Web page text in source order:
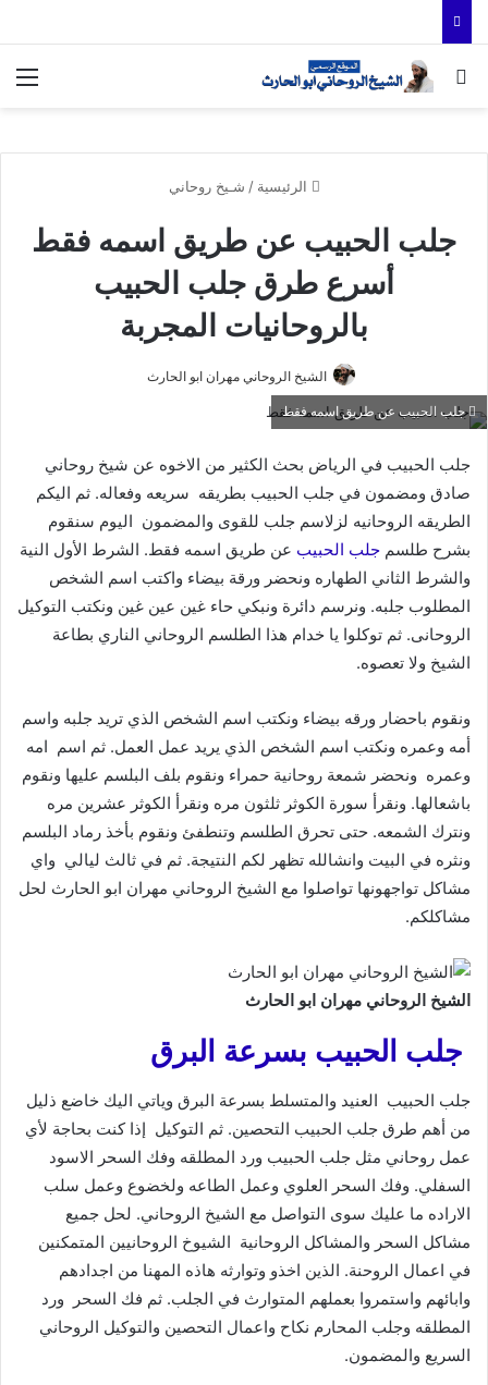
بحث عن
الرئيسية / شـيخ روحاني
جلب الحبيب عن طريق اسمه فقط
أسرع طرق جلب الحبيب
بالروحانيات المجربة
الشيخ الروحاني مهران ابو الحارث
جلب الحبيب عن طريق اسمه فقط
جلب الحبيب في الرياض بحث الكثير من الاخوه عن شيخ روحاني
صادق ومضمون في جلب الحبيب بطريقه سريعه وفعاله. ثم اليكم
الطريقه الروحانيه لزلاسم جلب للقوى والمضمون اليوم سنقوم
بشرح طلسم جلب الحبيب عن طريق اسمه فقط. الشرط الأول النية
والشرط الثاني الطهاره ونحضر ورقة بيضاء واكتب اسم الشخص
المطلوب جلبه. ونرسم دائرة ونبكي حاء غين عين غين ونكتب التوكيل
الروحانى. ثم توكلوا يا خدام هذا الطلسم الروحاني الناري بطاعة
الشيخ ولا تعصوه.
ونقوم باحضار ورقه بيضاء ونكتب اسم الشخص الذي تريد جلبه واسم
أمه وعمره ونكتب اسم الشخص الذي يريد عمل العمل. ثم اسم امه
وعمره ونحضر شمعة روحانية حمراء ونقوم بلف البلسم عليها ونقوم
باشعالها. ونقرأ سورة الكوثر ثلثون مره ونقرأ الكوثر عشرين مره
ونترك الشمعه. حتى تحرق الطلسم وتنطفئ ونقوم بأخذ رماد البلسم
ونثره في البيت وانشالله تظهر لكم النتيجة. ثم في ثالث ليالي واي
مشاكل تواجهونها تواصلوا مع الشيخ الروحاني مهران ابو الحارث لحل
مشاكلكم.
الشيخ الروحاني مهران ابو الحارث
جلب الحبيب بسرعة البرق
جلب الحبيب العنيد والمتسلط بسرعة البرق وياتي اليك خاضع ذليل
من أهم طرق جلب الحبيب التحصين. ثم التوكيل إذا كنت بحاجة لأي
عمل روحاني مثل جلب الحبيب ورد المطلقه وفك السحر الاسود
السفلي. وفك السحر العلوي وعمل الطاعه ولخضوع وعمل سلب
الاراده ما عليك سوى التواصل مع الشيخ الروحاني. لحل جميع
مشاكل السحر والمشاكل الروحانية الشيوخ الروحانيين المتمكنين
في اعمال الروحنة. الذين اخذو وتوارثه هاذه المهنا من اجدادهم
وابائهم واستمروا بعملهم المتوارث في الجلب. ثم فك السحر ورد
المطلقه وجلب المحارم نكاح واعمال التحصين والتوكيل الروحاني
السريع والمضمون.